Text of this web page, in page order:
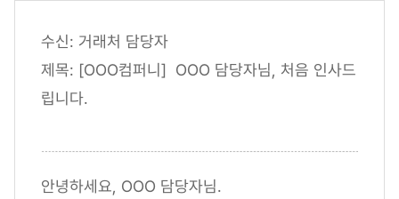
수신: 거래처 담당자
제목: [OOO컴퍼니] OOO 담당자님, 처음 인사드
립니다.
안녕하세요, OOO 담당자님.